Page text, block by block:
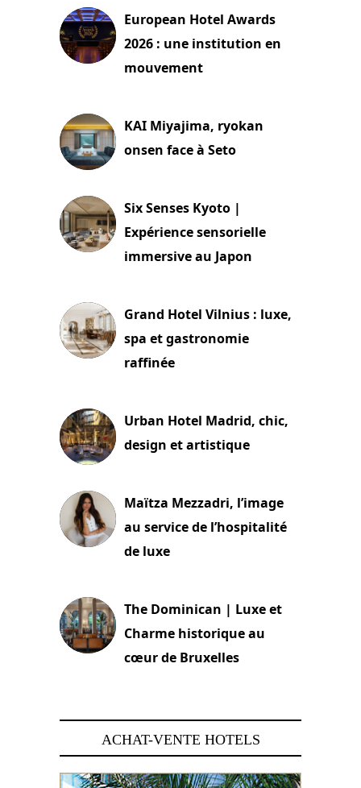
European Hotel Awards
2026 : une institution en
mouvement
KAI Miyajima, ryokan
onsen face à Seto
Six Senses Kyoto |
Expérience sensorielle
immersive au Japon
Grand Hotel Vilnius : luxe,
spa et gastronomie
raffinée
Urban Hotel Madrid, chic,
design et artistique
Maïtza Mezzadri, l’image
au service de l’hospitalité
de luxe
The Dominican | Luxe et
Charme historique au
cœur de Bruxelles
ACHAT-VENTE HOTELS